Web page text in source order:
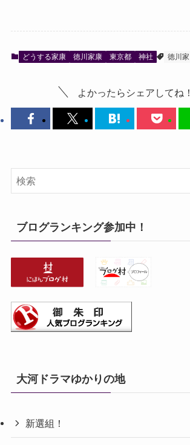
どうする家康 徳川家康 東京都 神社 徳川家
よかったらシェアしてね！
ブログランキング参加中！
大河ドラマゆかりの地
新選組！